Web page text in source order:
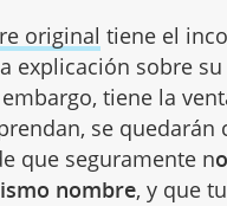
original tiene el
explicación sobre
tiene la
se
que seguramente n
nombre, y que